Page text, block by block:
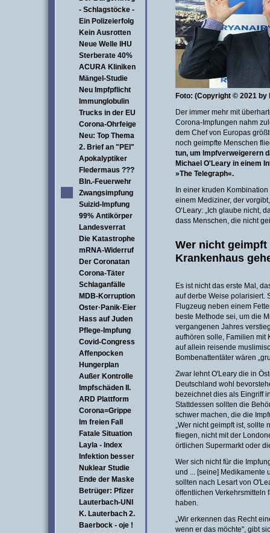
- Schlagstöcke -
Ein Polizeierfolg
Kein Ausrotten
Neue Welle IHU
Sterberate 40%
ACURA Kliniken
Mängel-Studie
Neu Impfpflicht
Immunglobulin
Trucks in der EU
Corona-Ohrfeige
Neu: Top Thema
2. Brief an "PEI"
Apokalyptiker
Fledermaus ???
Bln.-Feuerwehr
Zwangsimpfung
Suizid-Impfung
99% Antikörper
Landesverrat
Die Katastrophe
mRNA-Widerruf
Der Coronatan
Corona-Täter
Schlaganfälle
MDB-Korruption
Oster·Panik·Eier
Hass auf Juden
Pflege-Impfung
Covid-Congress
Affenpocken
Hungerplan
Außer Kontrolle
Impfschäden II.
ARD Plattform
Corona=Grippe
Im freien Fall
Fatale Situation
Layla - Index
Infektion besser
Nuklear Studie
Ende der Maske
Betrüger: Pfizer
Lauterbach-UNI
K. Lauterbach 2.
Baerbock - oje !
Foto: (Copyright © 2021 by
Der immer mehr mit
Corona-Impfungen nahm
dem Chef von Europas
noch geimpfte Menschen
tun, um Impfverweigerern
Michael O'Leary in einem
»The Telegraph«.
In einer kruden
einem Mediziner, der
O‘Leary: „Ich glaube nicht,
dass Menschen, die nicht
Wer nicht
Krankenhaus
Es ist nicht das erste Mal,
auf derbe Weise polarisiert.
Flugzeug neben einem
beste Methode sei, um die
vergangenen Jahres
aufhören solle, Familien mit
auf allein reisende
Bombenattentäter wären
Zwar lehnt O'Leary die in
Deutschland wohl
bezeichnet dies als Eingriff
Stattdessen sollten die
schwer machen, die die
„Wer nicht geimpft ist, sollte
fliegen, nicht mit der
örtlichen Supermarkt oder
Wer sich nicht für die
und ... [seine] Medikamente
sollten nach Lesart von
öffentlichen Verkehrsmitteln
haben.
„Wir erkennen das Recht
wenn er das möchte", gibt